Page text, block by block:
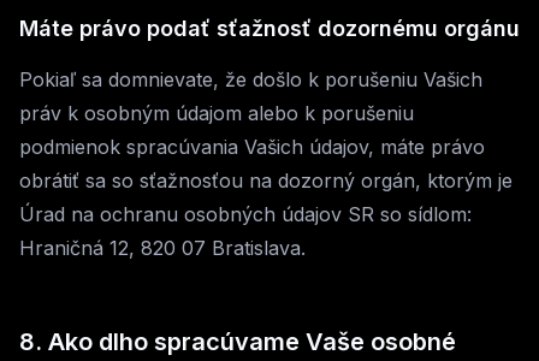
Máte právo podať sťažnosť dozornému orgánu
Pokiaľ sa domnievate, že došlo k porušeniu Vašich
práv k osobným údajom alebo k porušeniu
podmienok spracúvania Vašich údajov, máte právo
obrátiť sa so sťažnosťou na dozorný orgán, ktorým je
Úrad na ochranu osobných údajov SR so sídlom:
Hraničná 12, 820 07 Bratislava.
8. Ako dlho spracúvame Vaše osobné